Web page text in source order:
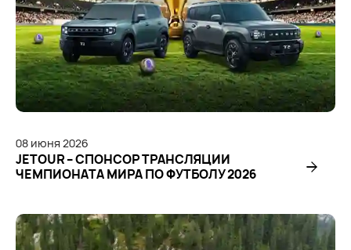
08 июня2026
JETOUR – СПОНСОР ТРАНСЛЯЦИИ
ЧЕМПИОНАТА МИРА ПО ФУТБОЛУ 2026